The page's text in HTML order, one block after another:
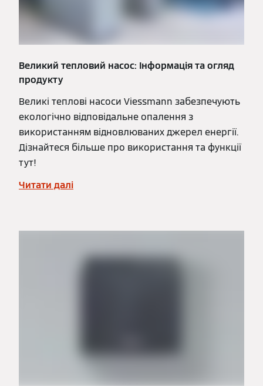
Великий тепловий насос: Інформація та огляд
продукту
Великі теплові насоси Viessmann забезпечують
екологічно відповідальне опалення з
використанням відновлюваних джерел енергії.
Дізнайтеся більше про використання та функції
тут!
Читати далі